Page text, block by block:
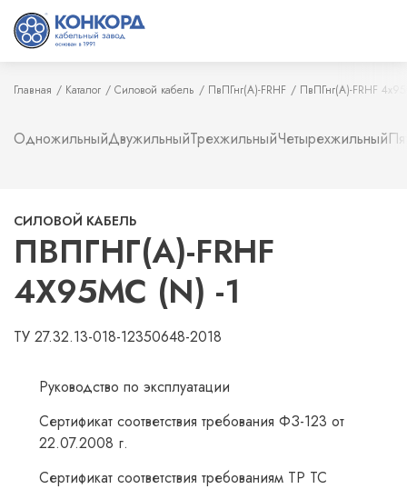
Главная Каталог Силовой кабель ПвПГнг(А)-FRHF ПвПГнг(А)-FRHF
ОдножильныйДвужильныйТрехжильныйЧетырехжильный
СИЛОВОЙ КАБЕЛЬ
ПВПГНГ(А)-FRHF
4Х95МС (N) -1
ТУ 27.32.13-018-12350648-2018
Руководство по эксплуатации
Сертификат соответствия требования ФЗ-123 от
22.07.2008 г.
Сертификат соответствия требованиям ТР ТС